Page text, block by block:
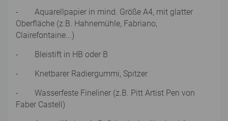
-
Aquarellpapier in mind. Größe A4, mit glatter
Oberfläche (z.B. Hahnemühle, Fabriano,
Clairefontaine...)
-
Bleistift in HB oder B
-
Knetbarer Radiergummi, Spitzer
-
Wasserfeste Fineliner (z.B. Pitt Artist Pen von
Faber Castell)